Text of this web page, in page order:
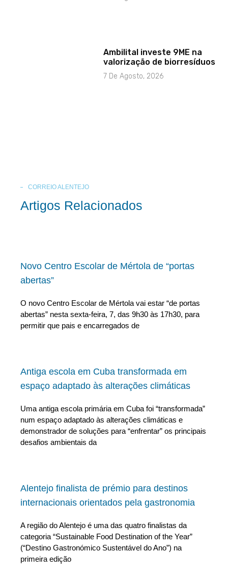
Ambilital investe 9ME na
valorização de biorresíduos
7 De Agosto, 2026
CORREIO ALENTEJO
Artigos Relacionados
Novo Centro Escolar de Mértola de “portas
abertas”
O novo Centro Escolar de Mértola vai estar “de portas
abertas” nesta sexta-feira, 7, das 9h30 às 17h30, para
permitir que pais e encarregados de
Antiga escola em Cuba transformada em
espaço adaptado às alterações climáticas
Uma antiga escola primária em Cuba foi “transformada”
num espaço adaptado às alterações climáticas e
demonstrador de soluções para “enfrentar” os principais
desafios ambientais da
Alentejo finalista de prémio para destinos
internacionais orientados pela gastronomia
A região do Alentejo é uma das quatro finalistas da
categoria “Sustainable Food Destination of the Year”
(“Destino Gastronómico Sustentável do Ano”) na
primeira edição